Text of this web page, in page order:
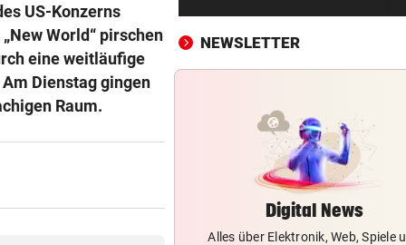
US-Konzerns
World“ pirschen
eine weitläufige
Dienstag gingen
Raum.
Traktor-Unglück: Mutter
meldet sich zu Wort
STRATEGIE FEHLT vor
hat keinen Plan
LÄNDLE-KICKER SIEGEN
3:1 nach 0:1! Altach dreht
gegen WSG Tirol
KRITIK AUS POLITIK vor 2
NEWSLETTER
Digital News
Alles über Elektronik, Web, Spiele